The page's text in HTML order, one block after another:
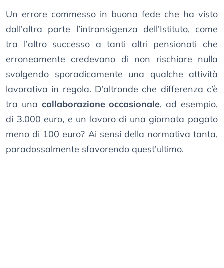
Un errore commesso in buona fede che ha visto
dall’altra parte l’intransigenza dell’Istituto, come
tra l’altro successo a tanti altri pensionati che
erroneamente credevano di non rischiare nulla
svolgendo sporadicamente una qualche attività
lavorativa in regola. D’altronde che differenza c’è
tra una collaborazione occasionale, ad esempio,
di 3.000 euro, e un lavoro di una giornata pagato
meno di 100 euro? Ai sensi della normativa tanta,
paradossalmente sfavorendo quest’ultimo.